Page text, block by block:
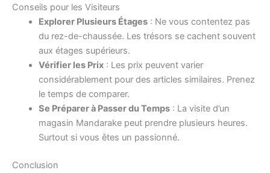
Conseils pour les Visiteurs
Explorer Plusieurs Étages: Ne vous contentez pas
du rez-de-chaussée. Les trésors se cachent souvent
aux étages supérieurs.
Vérifier les Prix: Les prix peuvent varier
considérablement pour des articles similaires. Prenez
le temps de comparer.
Se Préparer à Passer du Temps: La visite d’un
magasin Mandarake peut prendre plusieurs heures.
Surtout si vous êtes un passionné.
Conclusion